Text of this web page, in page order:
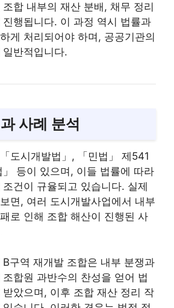
합 내부의 재산 분배, 채무 정리
행됩니다. 이 과정 역시 법률과
게 처리되어야 하며, 공공기관의
반적입니다.
사례 분석
도시개발법」, 「민법」 제541
등이 있으며, 이들 법률에 따라
건이 규율되고 있습니다. 실제
면, 여러 도시개발사업에서 내부
로 인해 조합 해산이 진행된 사
구역 재개발 조합은 내부 분쟁과
합원 과반수의 찬성을 얻어 법
았으며, 이후 조합 재산 정리 작